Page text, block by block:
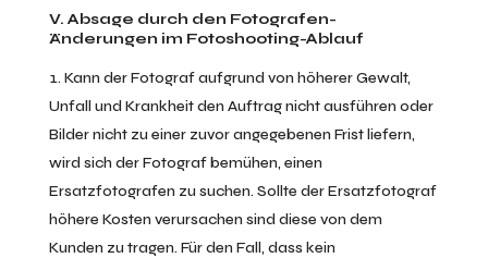
V. Absage durch den Fotografen-
Änderungen im Fotoshooting-Ablauf
Kann der Fotograf aufgrund von höherer Gewalt,
Unfall und Krankheit den Auftrag nicht ausführen oder
Bilder nicht zu einer zuvor angegebenen Frist liefern,
wird sich der Fotograf bemühen, einen
Ersatzfotografen zu suchen. Sollte der Ersatzfotograf
höhere Kosten verursachen sind diese von dem
Kunden zu tragen. Für den Fall, dass kein